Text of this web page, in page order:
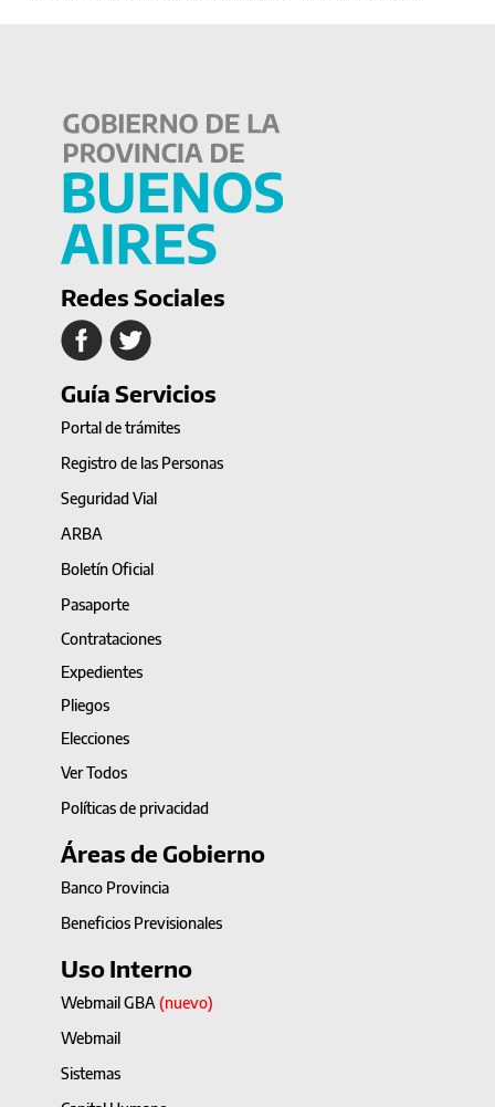
Redes Sociales
Guía Servicios
Portal de trámites
Registro de las Personas
Seguridad Vial
ARBA
Boletín Oficial
Pasaporte
Contrataciones
Expedientes
Pliegos
Elecciones
Ver Todos
Políticas de privacidad
Áreas de Gobierno
Banco Provincia
Beneficios Previsionales
Uso Interno
Webmail GBA (nuevo)
Webmail
Sistemas